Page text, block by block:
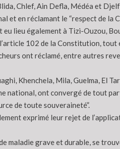
Chlef, Ain Defla, Médéa et
et en réclamant le “respect de la
eu lieu également à Tizi-Ouzou,
102 de la Constitution, tout
ont réclamé, entre autres
Khenchela, Mila, Guelma, El
national, ont convergé de tout
de toute souveraineté”.
exprimé leur rejet de
maladie grave et durable, se